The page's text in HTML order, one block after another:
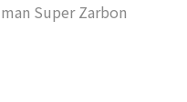
Super Zarbon